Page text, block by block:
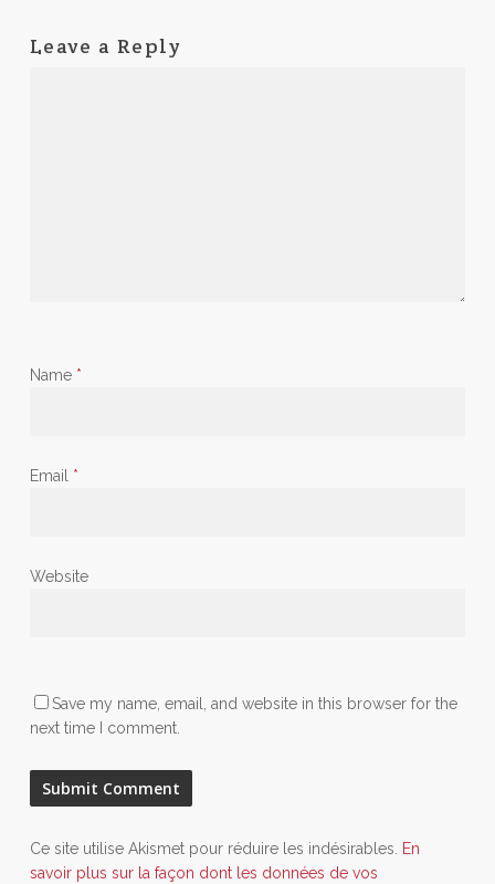
Leave a Reply
Name *
Email *
Website
Save my name, email, and website in this browser for the
next time I comment.
Ce site utilise Akismet pour réduire les indésirables.
En
savoir plus sur la façon dont les données de vos